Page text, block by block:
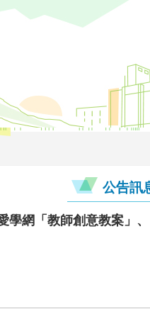
公告訊
學網「教師創意教案」